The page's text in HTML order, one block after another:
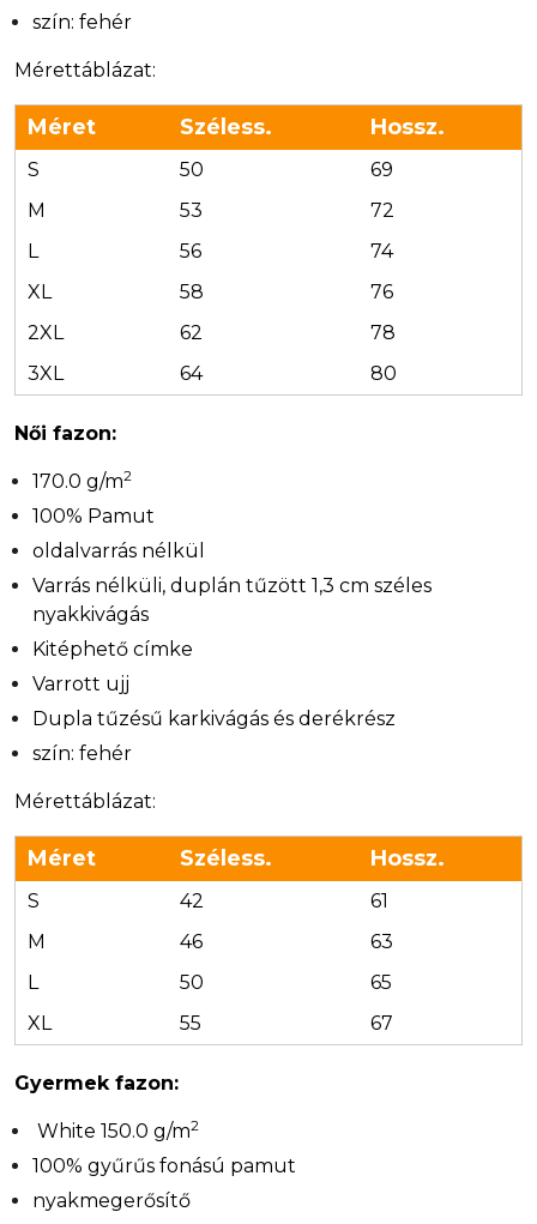
szín: fehér
Mérettáblázat:
Méret Széless. Hossz.
S 50
69
M
53
72
L
56
74
XL
58
76
2XL
62
78
3XL
64 80
Női fazon:
170.0 g/m2
100% Pamut
oldalvarrás nélkül
Varrás nélküli, duplán tűzött 1,3 cm széles
nyakkivágás
Kitéphető címke
Varrott ujj
Dupla tűzésű karkivágás és derékrész
szín: fehér
Mérettáblázat:
Méret Széless. Hossz.
S 42
61
M
46
63
L
50
65
XL
55 67
Gyermek fazon:
White 150.0 g/m2
100% gyűrűs fonású pamut
nyakmegerősítő